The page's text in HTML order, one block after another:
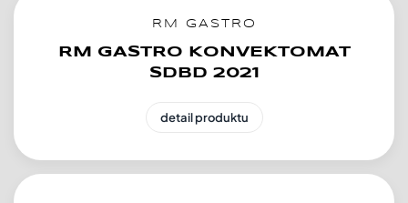
RM GASTRO
RM GASTRO KONVEKTOMAT
SDBD 2021
detail produktu